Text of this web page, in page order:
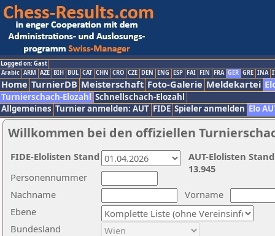
Logged on: Gast
Arabic ARM AZE BIH BUL CAT CHN CRO CZE DEN ENG ESP FAI FIN FRA GER GRE INA
Home TurnierDB Meisterschaft Foto-Galerie Meldekartei
Turnierschach-Elozahl Schnellschach-Elozahl
Allgemeines Turnier anmelden: AUT FIDE Spieler anmelden Elo
Willkommen bei den offiziellen
Nachname
Vorname
Ebene
Personennummer
Bundesland
AUT-Elolisten
13.945
FIDE-Elolisten Stand